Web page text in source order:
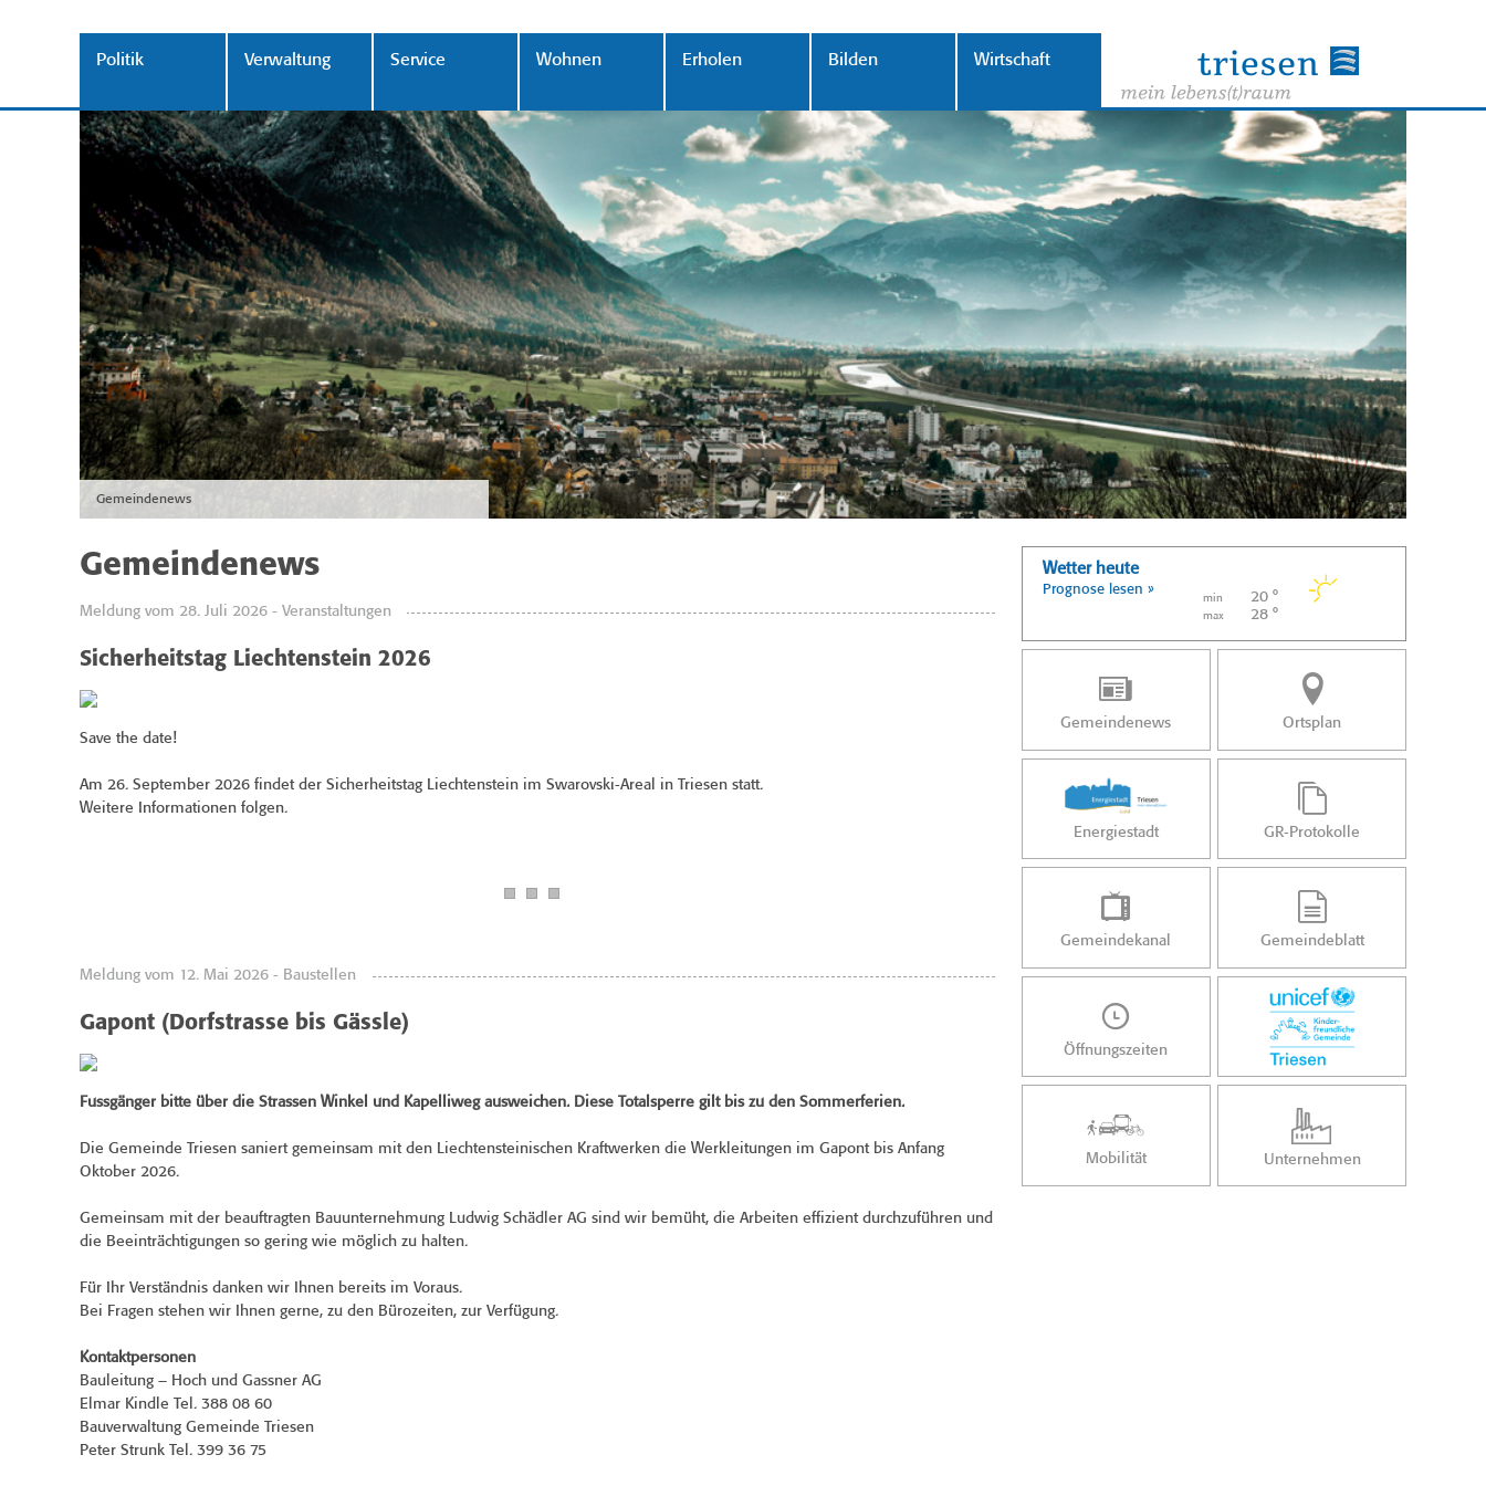
Politik Verwaltung Service Wohnen Erholen Bilden Wirtschaft
Gemeindenews
Gemeindenews
Meldung vom 28. Juli 2026 - Veranstaltungen
Sicherheitstag Liechtenstein 2026
Save the date!
Am 26. September 2026 findet der Sicherheitstag Liechtenstein im Swarovski-Areal in Triesen statt.
Weitere Informationen folgen.
Meldung vom 12. Mai 2026 - Baustellen
Gapont (Dorfstrasse bis Gässle)
Fussgänger bitte über die Strassen Winkel und Kapelliweg ausweichen. Diese Totalsperre gilt bis zu den Sommerferien.
Die Gemeinde Triesen saniert gemeinsam mit den Liechtensteinischen Kraftwerken die Werkleitungen im Gapont bis Anfang
Oktober 2026.
Gemeinsam mit der beauftragten Bauunternehmung Ludwig Schädler AG sind wir bemüht, die Arbeiten effizient durchzuführen und
die Beeinträchtigungen so gering wie möglich zu halten.
Für Ihr Verständnis danken wir Ihnen bereits im Voraus.
Bei Fragen stehen wir Ihnen gerne, zu den Bürozeiten, zur Verfügung.
Kontaktpersonen
Bauleitung – Hoch und Gassner AG
Elmar Kindle Tel. 388 08 60
Bauverwaltung Gemeinde Triesen
Peter Strunk Tel. 399 36 75
Wetter heute
Prognose lesen »
min 20 °
max 28 °
Gemeindenews Ortsplan
Energiestadt GR-Protokolle
Gemeindekanal Gemeindeblatt
Öffnungszeiten
Mobilität Unternehmen